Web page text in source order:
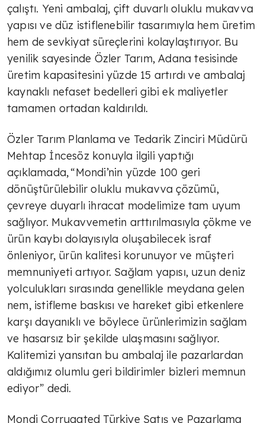
çalıştı. Yeni ambalaj, çift duvarlı oluklu mukavva
yapısı ve düz istiflenebilir tasarımıyla hem üretim
hem de sevkiyat süreçlerini kolaylaştırıyor. Bu
yenilik sayesinde Özler Tarım, Adana tesisinde
üretim kapasitesini yüzde 15 artırdı ve ambalaj
kaynaklı nefaset bedelleri gibi ek maliyetler
tamamen ortadan kaldırıldı.
Özler Tarım Planlama ve Tedarik Zinciri Müdürü
Mehtap İncesöz konuyla ilgili yaptığı
açıklamada, “Mondi’nin yüzde 100 geri
dönüştürülebilir oluklu mukavva çözümü,
çevreye duyarlı ihracat modelimize tam uyum
sağlıyor. Mukavvemetin arttırılmasıyla çökme ve
ürün kaybı dolayısıyla oluşabilecek israf
önleniyor, ürün kalitesi korunuyor ve müşteri
memnuniyeti artıyor. Sağlam yapısı, uzun deniz
yolculukları sırasında genellikle meydana gelen
nem, istifleme baskısı ve hareket gibi etkenlere
karşı dayanıklı ve böylece ürünlerimizin sağlam
ve hasarsız bir şekilde ulaşmasını sağlıyor.
Kalitemizi yansıtan bu ambalaj ile pazarlardan
aldığımız olumlu geri bildirimler bizleri memnun
ediyor” dedi.
Mondi Corrugated Türkiye Satış ve Pazarlama